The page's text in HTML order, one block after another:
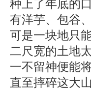
种上了年底的
有洋芋、包谷
可是一块地只
二尺宽的土地
一不留神便能
直至摔碎这大